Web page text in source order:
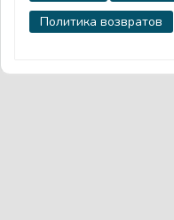
Политика возвратов